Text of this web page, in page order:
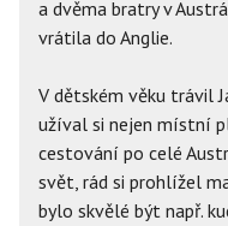
a dvěma bratry v
vrátila do Anglie.
V dětském věku trávil
užíval si nejen místní
cestování po celé
svět, rád si prohlížel
bylo skvělé být např.